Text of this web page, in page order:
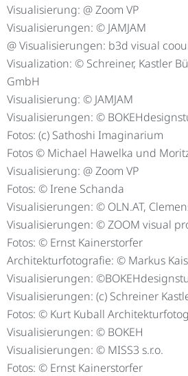
Visualisierung: @ Zoom VP
Visualisierungen: © JAMJAM
@ Visualisierungen: b3d visual
Visualization: © Schreiner, Kastler
GmbH
Visualisierung: © JAMJAM
Visualisierungen: ©
Fotos: (c) Sathoshi Imaginarium
Fotos © Michael Hawelka und
Visualisierung: @ Zoom VP
Fotos: © Irene Schanda
Visualisierungen: © OLN.AT,
Visualisierungen: © ZOOM visual
Fotos: © Ernst Kainerstorfer
Architekturfotografie: © Markus
Visualisierungen:
Visualisierungen: (c) Schreiner
Fotos: © Kurt Kuball
Visualisierungen: © BOKEH
Visualisierungen: © MISS3 s.r.o.
Fotos: © Ernst Kainerstorfer